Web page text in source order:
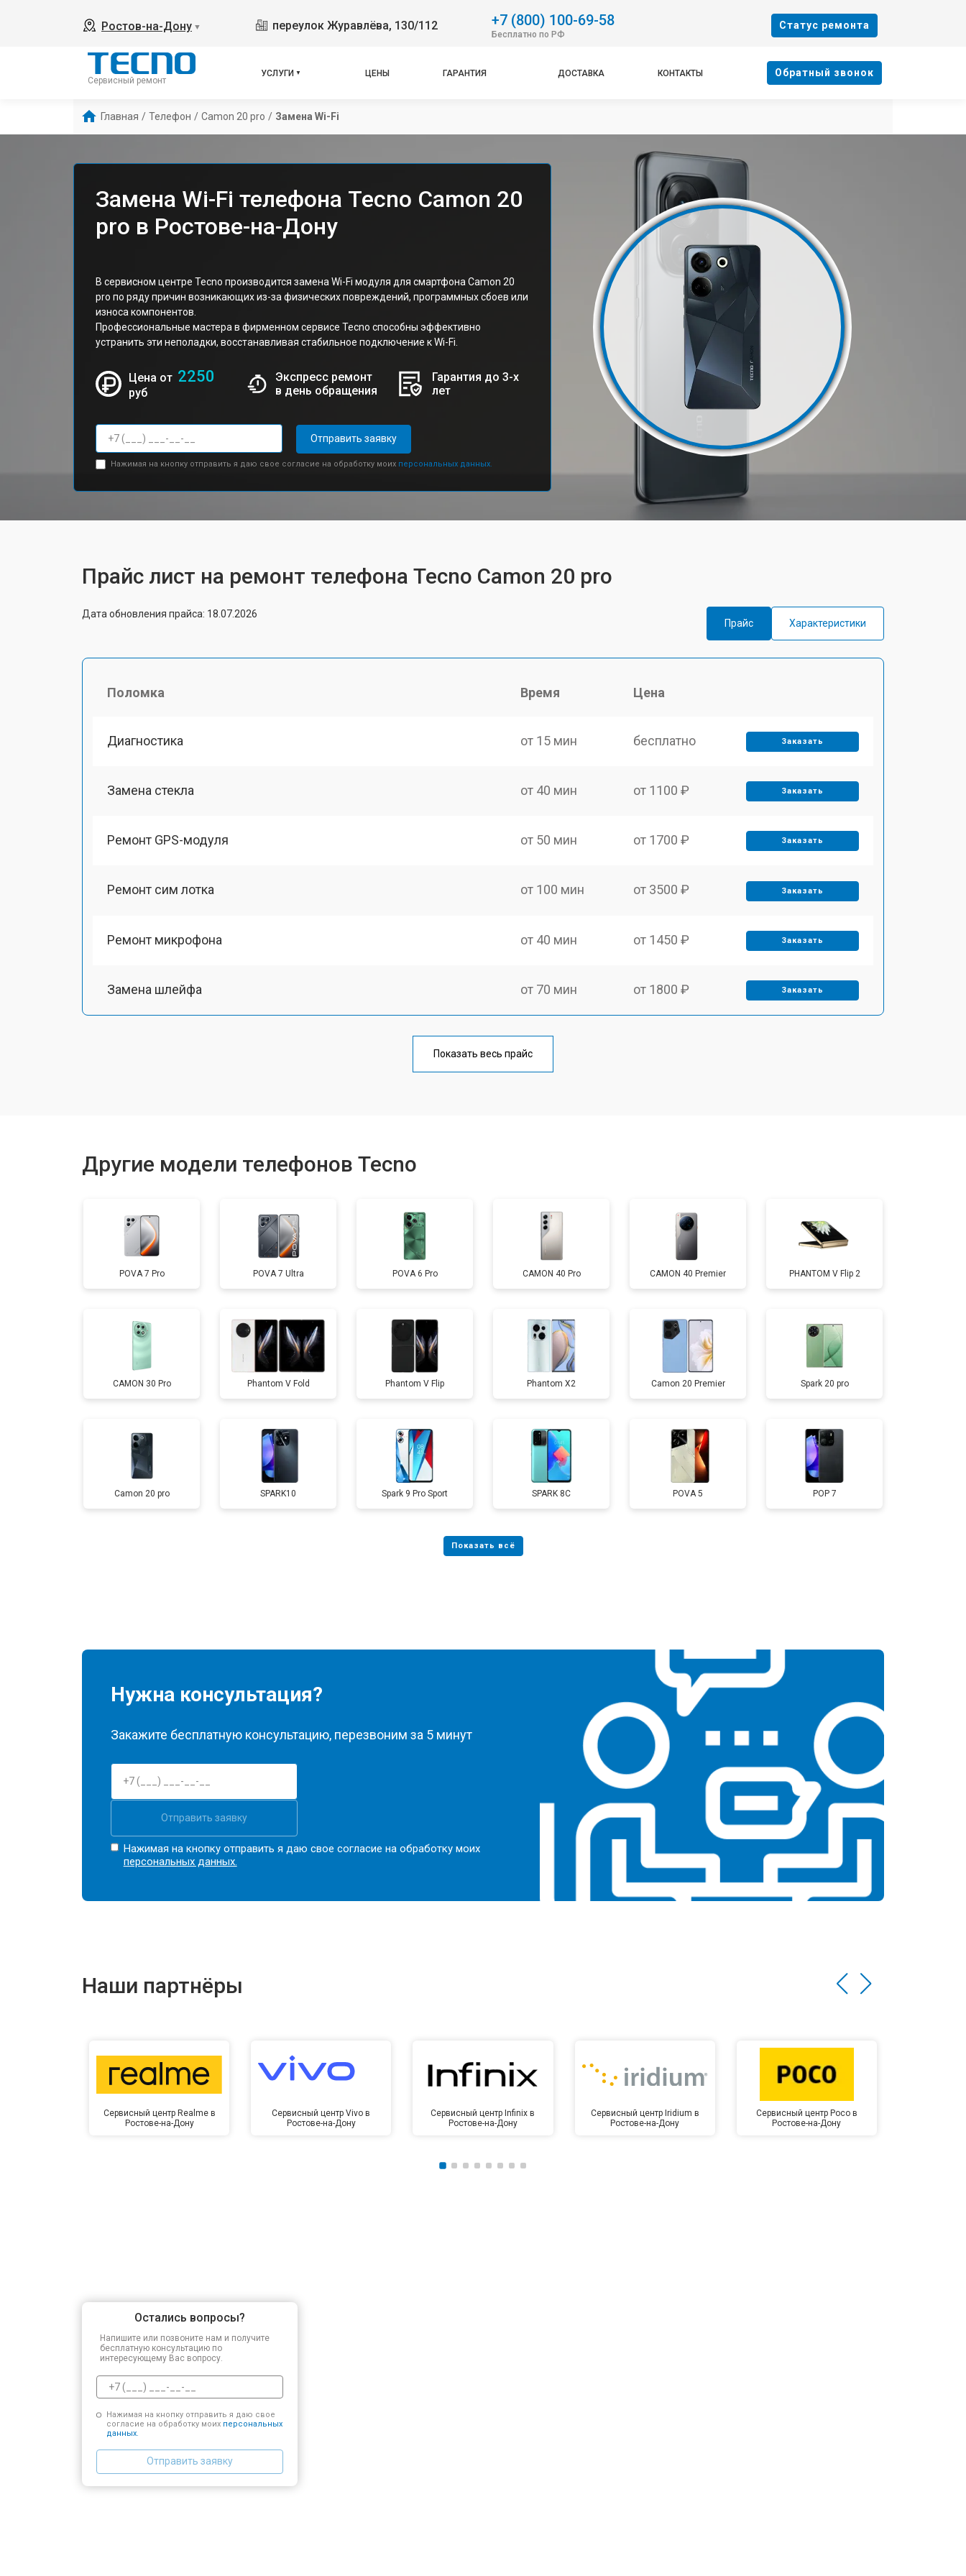
Ростов-на-Дону ▼ переулок Журавлёва, 130/112 +7 (800) 100-69-58
Бесплатно по РФ
Cтатус ремонта
Сервисный ремонт
УСЛУГИ ЦЕНЫ ГАРАНТИЯ ДОСТАВКА КОНТАКТЫ Oбратный звонок
Главная / Телефон / Camon 20 pro / Замена Wi-Fi
Замена Wi-Fi телефона Tecno Camon 20
pro в Ростове-на-Дону
В сервисном центре Tecno производится замена Wi-Fi модуля для смартфона Camon 20
pro по ряду причин возникающих из-за физических повреждений, программных сбоев или
износа компонентов.
Профессиональные мастера в фирменном сервисе Tecno способны эффективно
устранить эти неполадки, восстанавливая стабильное подключение к Wi-Fi.
Цена от 2250
руб
Экспресс ремонт
в день обращения
Гарантия до 3-х
лет
Отправить заявку
Нажимая на кнопку отправить я даю свое согласие на обработку моих персональных данных.
Прайс лист на ремонт телефона Tecno Camon 20 pro
Дата обновления прайса: 18.07.2026
Прайс
Характеристики
Поломка Время Цена
Диагностика от 15 мин бесплатно Заказать
Замена стекла от 40 мин от 1100 ₽ Заказать
Ремонт GPS-модуля от 50 мин от 1700 ₽ Заказать
Ремонт сим лотка от 100 мин от 3500 ₽ Заказать
Ремонт микрофона от 40 мин от 1450 ₽ Заказать
Замена шлейфа от 70 мин от 1800 ₽ Заказать
от 50 мин
Замена дисплея (экрана) от 60 мин от 2700 ₽ Заказать
Замена аккумулятора от 60 мин от 950 ₽ Заказать
Замена кнопки включения от 50 мин от 1750 ₽ Заказать
Ремонт цепи питания от 90 мин от 3200 ₽ Заказать
Ремонт динамика от 40 мин от 1400 ₽ Заказать
Показать весь прайс
Другие модели телефонов Tecno
POVA 7 Pro POVA 7 Ultra POVA 6 Pro CAMON 40 Pro CAMON 40 Premier PHANTOM V Flip 2
CAMON 30 Pro Phantom V Fold Phantom V Flip Phantom X2 Camon 20 Premier Spark 20 pro
Camon 20 pro SPARK10 Spark 9 Pro Sport SPARK 8C POVA 5 POP 7
Нужна консультация?
Закажите бесплатную консультацию, перезвоним за 5 минут
Отправить заявку
Нажимая на кнопку отправить я даю свое согласие на обработку моих
персональных данных.
Наши партнёры
Сервисный центр Realme в
Ростове-на-Дону
Сервисный центр Vivo в
Ростове-на-Дону
Сервисный центр Infinix в
Ростове-на-Дону
Сервисный центр Iridium в
Ростове-на-Дону
Сервисный центр Poco в
Ростове-на-Дону
Остались вопросы?
Напишите или позвоните нам и получите
бесплатную консультацию по
интересующему Вас вопросу.
Нажимая на кнопку отправить я даю свое
согласие на обработку моих персональных
данных.
Отправить заявку